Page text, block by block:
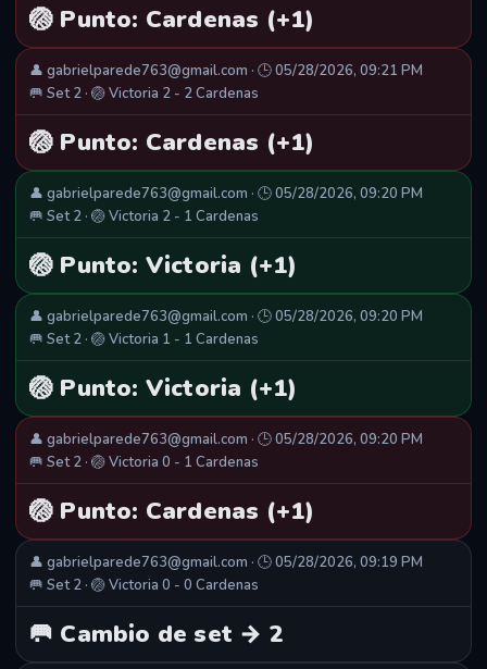
🏐 Punto: Cardenas (+1)
👤 gabrielparede763@gmail.com · 🕒 05/28/2026, 09:21 PM
🥅 Set 2 · 🏐 Victoria 2 - 2 Cardenas
🏐 Punto: Cardenas (+1)
👤 gabrielparede763@gmail.com · 🕒 05/28/2026, 09:20 PM
🥅 Set 2 · 🏐 Victoria 2 - 1 Cardenas
🏐 Punto: Victoria (+1)
👤 gabrielparede763@gmail.com · 🕒 05/28/2026, 09:20 PM
🥅 Set 2 · 🏐 Victoria 1 - 1 Cardenas
🏐 Punto: Victoria (+1)
👤 gabrielparede763@gmail.com · 🕒 05/28/2026, 09:20 PM
🥅 Set 2 · 🏐 Victoria 0 - 1 Cardenas
🏐 Punto: Cardenas (+1)
👤 gabrielparede763@gmail.com · 🕒 05/28/2026, 09:19 PM
🥅 Set 2 · 🏐 Victoria 0 - 0 Cardenas
🥅 Cambio de set → 2